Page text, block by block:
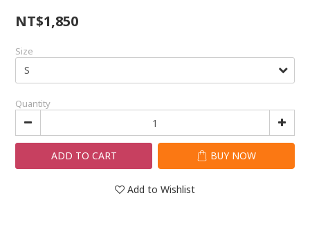
NT$1,850
Size
Quantity
ADD TO CART BUY NOW
Add to Wishlist